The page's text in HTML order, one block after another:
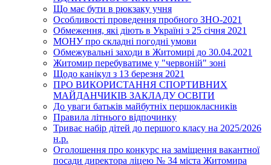
Що має бути в рюкзаку учня
Особливості проведення пробного ЗНО-2021
Обмеження, які діють в Україні з 25 січня 2021
МОНУ про складні погодні умови
Обмежувальні заходи в Житомирі до 30.04.2021
Житомир перебуватиме у "червоній" зоні
Щодо канікул з 13 березня 2021
ПРО ВИКОРИСТАННЯ СПОРТИВНИХ
МАЙДАНЧИКІВ ЗАКЛАДУ ОСВІТИ
До уваги батьків майбутніх першокласників
Правила літнього відпочинку
Триває набір дітей до першого класу на 2025/2026
н.р.
Оголошення про конкурс на заміщення вакантної
посади директора ліцею № 34 міста Житомира